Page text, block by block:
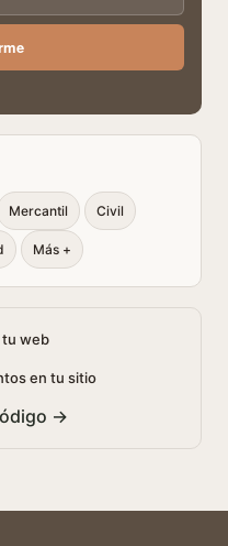
Mercantil Civil
Más +
tu web
en tu sitio
→